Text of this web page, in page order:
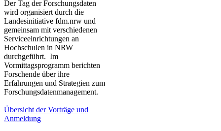
Der Tag der Forschungsdaten
wird organisiert durch die
Landesinitiative fdm.nrw und
gemeinsam mit verschiedenen
Serviceeinrichtungen an
Hochschulen in NRW
durchgeführt. Im
Vormittagsprogramm berichten
Forschende über ihre
Erfahrungen und Strategien zum
Forschungsdatenmanagement.
Übersicht der Vorträge und
Anmeldung​